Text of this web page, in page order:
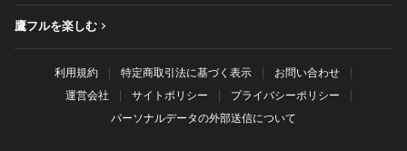
鷹フルを楽しむ
利用規約 特定商取引法に基づく表示
お問い合わせ
運営会社
サイトポリシー
プライバシーポリシー
パーソナルデータの外部送信について